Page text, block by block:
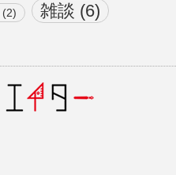
(2) 雑談 (6)